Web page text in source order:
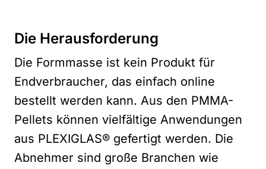
Die Herausforderung
Die Formmasse ist kein Produkt für
Endverbraucher, das einfach online
bestellt werden kann. Aus den PMMA-
Pellets können vielfältige Anwendungen
aus PLEXIGLAS® gefertigt werden. Die
Abnehmer sind große Branchen wie